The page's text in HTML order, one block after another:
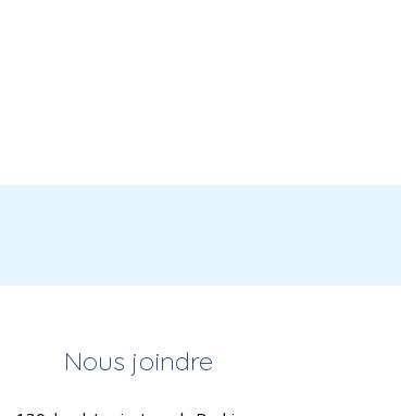
Nous joindre